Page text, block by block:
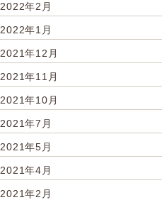
2022年2月
2022年1月
2021年12月
2021年11月
2021年10月
2021年7月
2021年5月
2021年4月
2021年2月